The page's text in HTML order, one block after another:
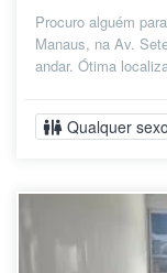
Procuro alguém
Manaus, na Av.
andar. Ótima
Qualquer sexo